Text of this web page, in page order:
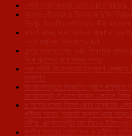
খেজুর বাগান এলাকা থেকে চোর
আসন্ন পৌরসভা ও ভিলেজ কাউন্সিল
ত্রিপুরা বিজেপির মেগা বৈঠক, দীর্ঘ
সাংবাদিকদের সঙ্গে সৌজন্য সাক্ষাতে
দমনে সমন্বিত উদ্যোগের বার্তা
ডুম্বুর জলাশয়ে মাছ ধরার নিষেধাজ্ঞা
নিয়ে প্রশ্নের মুখে মৎস্য দপ্তর
নবম বাহিনী টিএসআরের উদ্যোগে
রক্তদান
আশারামবাড়িতে বিজেপির প্রয়াস কর্মসূচির
আশারামবাড়ি মণ্ডলে দিনভর একাধিক বৈঠক
৫ মাসের বকেয়া বিলের জেরে সাব্রুমের
পুষ্টিকর আহার, সরকারি অনুদান থাকা
কর্মীরা, খাদ্যসামগ্রীর মান নিয়েও উঠল
জাতীয় সড়কের বেহাল দশা ও দুর্নীতির